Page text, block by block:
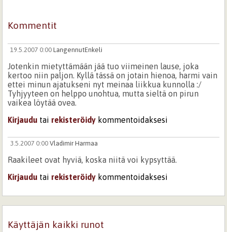
Kommentit
19.5.2007 0:00 LangennutEnkeli
Jotenkin mietyttämään jää tuo viimeinen lause, joka
kertoo niin paljon. Kyllä tässä on jotain hienoa, harmi vain
ettei minun ajatukseni nyt meinaa liikkua kunnolla :/
Tyhjyyteen on helppo unohtua, mutta sieltä on pirun
vaikea löytää ovea.
Kirjaudu tai rekisteröidy kommentoidaksesi
3.5.2007 0:00 Vladimir Harmaa
Raakileet ovat hyviä, koska niitä voi kypsyttää.
Kirjaudu tai rekisteröidy kommentoidaksesi
Käyttäjän kaikki runot